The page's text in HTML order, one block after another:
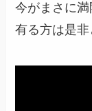
今がまさに
有る方は是非